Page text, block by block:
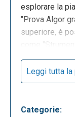
esplorare la
"Prova Algor
superiore, è
"Risorse" e
direttamente
cliccando
Leggi tutta
Categorie: